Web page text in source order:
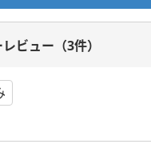
ビュー（3件）